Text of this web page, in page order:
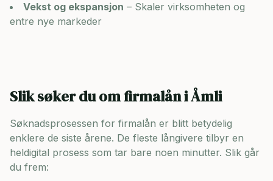
Vekst og ekspansjon – Skaler virksomheten og
entre nye markeder
Slik søker du om firmalån iÅmli
Søknadsprosessen for firmalån er blitt betydelig
enklere de siste årene. De fleste långivere tilbyr en
heldigital prosess som tar bare noen minutter. Slik går
du frem: